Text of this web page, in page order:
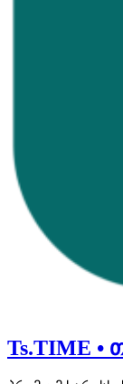
Ts.TIME •